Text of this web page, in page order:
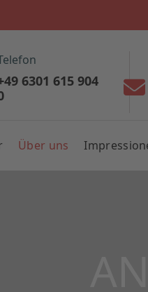
6301 615 904
Über uns